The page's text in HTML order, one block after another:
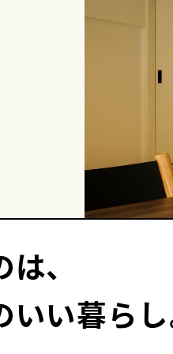
、
いい暮ら